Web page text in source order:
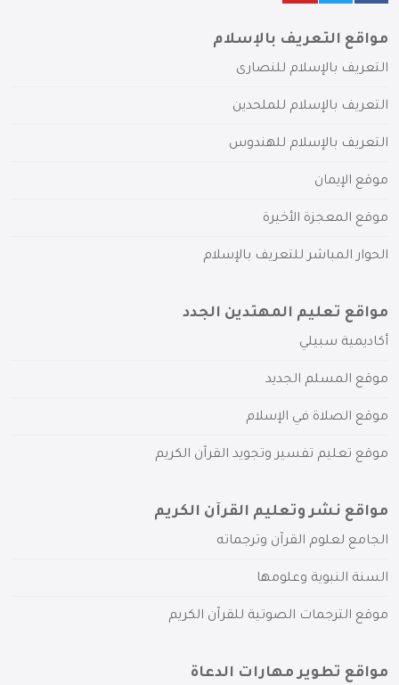
مواقع التعريف بالإسلام
التعريف بالإسلام للنصارى
التعريف بالإسلام للملحدين
التعريف بالإسلام للهندوس
موقع الإيمان
موقع المعجزة الأخيرة
الحوار المباشر للتعريف بالإسلام
مواقع تعليم المهتدين الجدد
أكاديمية سبيلي
موقع المسلم الجديد
موقع الصلاة في الإسلام
موقع تعليم تفسير وتجويد القرآن الكريم
مواقع نشر وتعليم القرآن الكريم
الجامع لعلوم القرآن وترجماته
السنة النبوية وعلومها
موقع الترجمات الصوتية للقرآن الكريم
مواقع تطوير مهارات الدعاة